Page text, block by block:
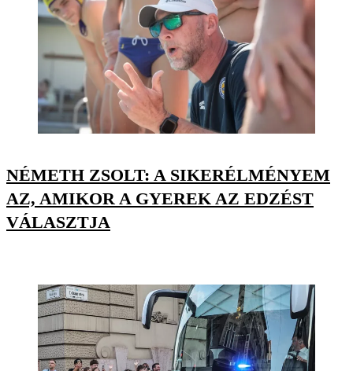
NÉMETH ZSOLT: A SIKERÉLMÉNYEM
AZ, AMIKOR A GYEREK AZ EDZÉST
VÁLASZTJA